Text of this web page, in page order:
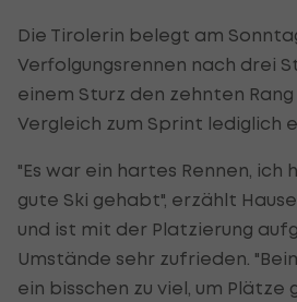
Die Tirolerin belegt am
Verfolgungsrennen nach drei
einem Sturz den zehnten
Vergleich zum Sprint lediglich
"Es war ein hartes Rennen,
gute Ski gehabt", erzählt
und ist mit der Platzierung
Umstände sehr zufrieden.
ein bisschen zu viel, um Plätze